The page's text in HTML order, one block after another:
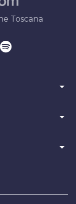
Toscana
arrow_drop_down
arrow_drop_down
arrow_drop_down